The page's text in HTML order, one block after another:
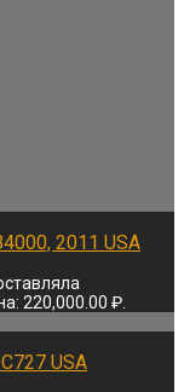
2011 USA
220,000.00 ₽.
USA